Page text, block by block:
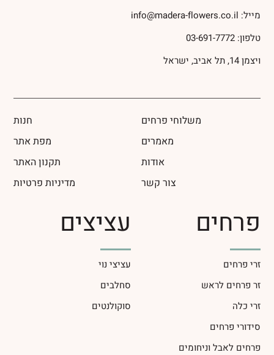
מייל: info@madera-flowers.co.il
טלפון:03-691-7772
ויצמן 14, תל אביב, ישראל
עציצים
עציצי נוי
סחלבים
סוקולנטים
פרחים
זרי פרחים
זר פרחים לראש
פרחים לאבל וניחומים
סידורי פרחים
זרי כלה
מפת אתר
צור קשר
אודות
מאמרים
משלוחי פרחים
תקנון האתר
מדיניות פרטיות
חנות